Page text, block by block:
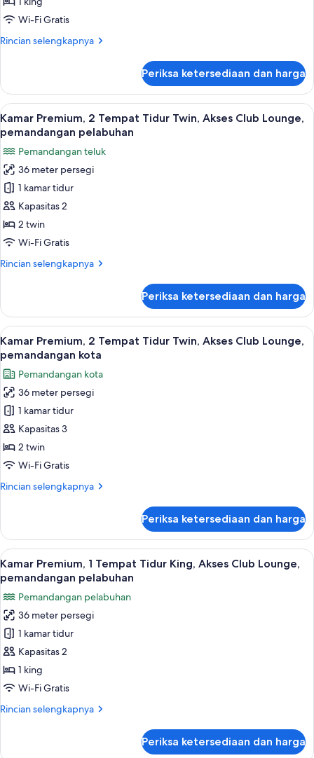
Tidur
Akses
pemandangan
kota
Wi-Fi Gratis
Rincian selengkapnya
Rincian
Kamar
Premium,
1
Tempat
Tidur
King,
Akses
Club
Lounge,
pemandangan
Periksa ketersediaan dan harga
Lihat
semua
foto
untuk
Kamar
Premium,
2
Tempat
Tidur
Akses
pemandangan
pelabuhan
Minibar, brankas, meja kerja, dan
3
Kamar Premium, 2 Tempat Tidur Twin, Akses Club Lounge,
pemandangan pelabuhan
Pemandangan teluk
36 meter persegi
1 kamar tidur
Kapasitas 2
2 twin
Wi-Fi Gratis
Rincian selengkapnya
Rincian
Kamar
Premium,
2
Tempat
Tidur
Twin,
Akses
Club
Lounge,
pemandangan
Periksa ketersediaan dan harga
Lihat
semua
foto
untuk
Kamar
Premium,
2
Tempat
Tidur
Akses
pemandangan
kota
Kamar Premium, 2 Tempat Tidur
6
Kamar Premium, 2 Tempat Tidur Twin, Akses Club Lounge,
pemandangan kota
Pemandangan kota
36 meter persegi
1 kamar tidur
Kapasitas 3
2 twin
Wi-Fi Gratis
Rincian selengkapnya
Rincian
Kamar
Premium,
2
Tempat
Tidur
Twin,
Akses
Club
Lounge,
pemandangan
Periksa ketersediaan dan harga
Lihat
semua
foto
untuk
Kamar
Premium,
1
Tempat
Tidur
Akses
Kamar Premium, 1 Tempat Tidur
4
Kamar Premium, 1 Tempat Tidur King, Akses Club Lounge,
pemandangan pelabuhan
Pemandangan pelabuhan
36 meter persegi
1 kamar tidur
Kapasitas 2
1 king
Wi-Fi Gratis
Rincian selengkapnya
Rincian
Periksa ketersediaan dan harga